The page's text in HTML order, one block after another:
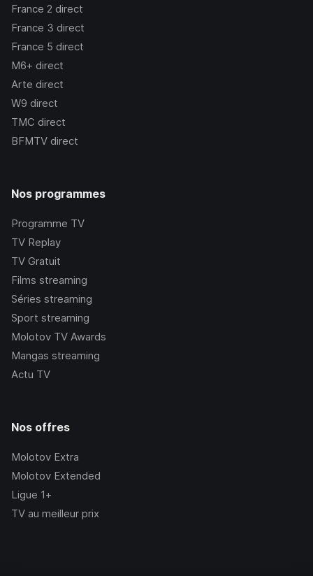
France 2 direct
France 3 direct
France 5 direct
M6+ direct
Arte direct
W9 direct
TMC direct
BFMTV direct
Nos programmes
Programme TV
TV Replay
TV Gratuit
Films streaming
Séries streaming
Sport streaming
Molotov TV Awards
Mangas streaming
Actu TV
Nos offres
Molotov Extra
Molotov Extended
Ligue 1+
TV au meilleur prix